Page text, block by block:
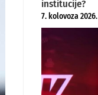
institucije?
7. kolovoza 2026.